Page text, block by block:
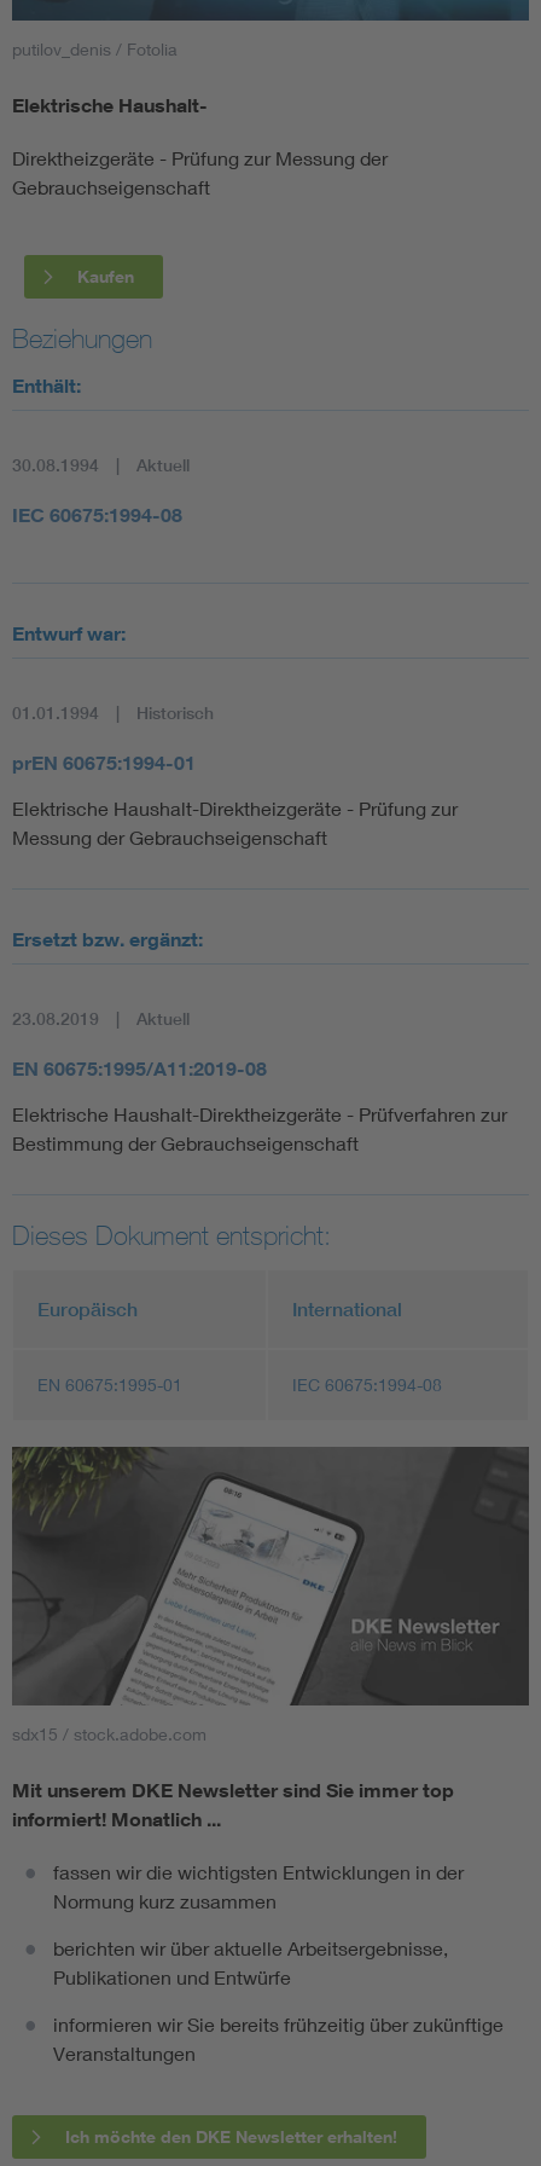
Smart Cities
DKE Fachinformationen im Kontext der Normung
Blitzschutz: DIN EN 62305 in der Übersicht
DIN VDE 0100 für sichere Elektroinstallationen
Elektrofachkraft (EFK)
putilov_denis / Fotolia
Elektrische Haushalt-
Direktheizgeräte - Prüfung zur Messung der
Gebrauchseigenschaft
Kaufen
Beziehungen
Enthält:
30.08.1994 Aktuell
IEC 60675:1994-08
Entwurf war:
01.01.1994 Historisch
prEN 60675:1994-01
Elektrische Haushalt-Direktheizgeräte - Prüfung zur
Messung der Gebrauchseigenschaft
Ersetzt bzw. ergänzt:
23.08.2019 Aktuell
EN 60675:1995/A11:2019-08
Elektrische Haushalt-Direktheizgeräte - Prüfverfahren zur
Bestimmung der Gebrauchseigenschaft
Dieses Dokument entspricht:
Europäisch International
EN 60675:1995-01 IEC 60675:1994-08
sdx15 / stock.adobe.com
Mit unserem DKE Newsletter sind Sie immer top
informiert! Monatlich ...
fassen wir die wichtigsten Entwicklungen in der
Normung kurz zusammen
berichten wir über aktuelle Arbeitsergebnisse,
Publikationen und Entwürfe
informieren wir Sie bereits frühzeitig über zukünftige
Veranstaltungen
Ich möchte den DKE Newsletter erhalten!